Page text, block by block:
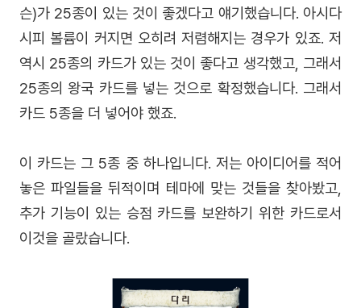
슨)가 25종이 있는 것이 좋겠다고 얘기했습니다. 아시다
시피 볼륨이 커지면 오히려 저렴해지는 경우가 있죠. 저
역시 25종의 카드가 있는 것이 좋다고 생각했고, 그래서
25종의 왕국 카드를 넣는 것으로 확정했습니다. 그래서
카드 5종을 더 넣어야 했죠.
이 카드는 그 5종 중 하나입니다. 저는 아이디어를 적어
놓은 파일들을 뒤적이며 테마에 맞는 것들을 찾아봤고,
추가 기능이 있는 승점 카드를 보완하기 위한 카드로서
이것을 골랐습니다.